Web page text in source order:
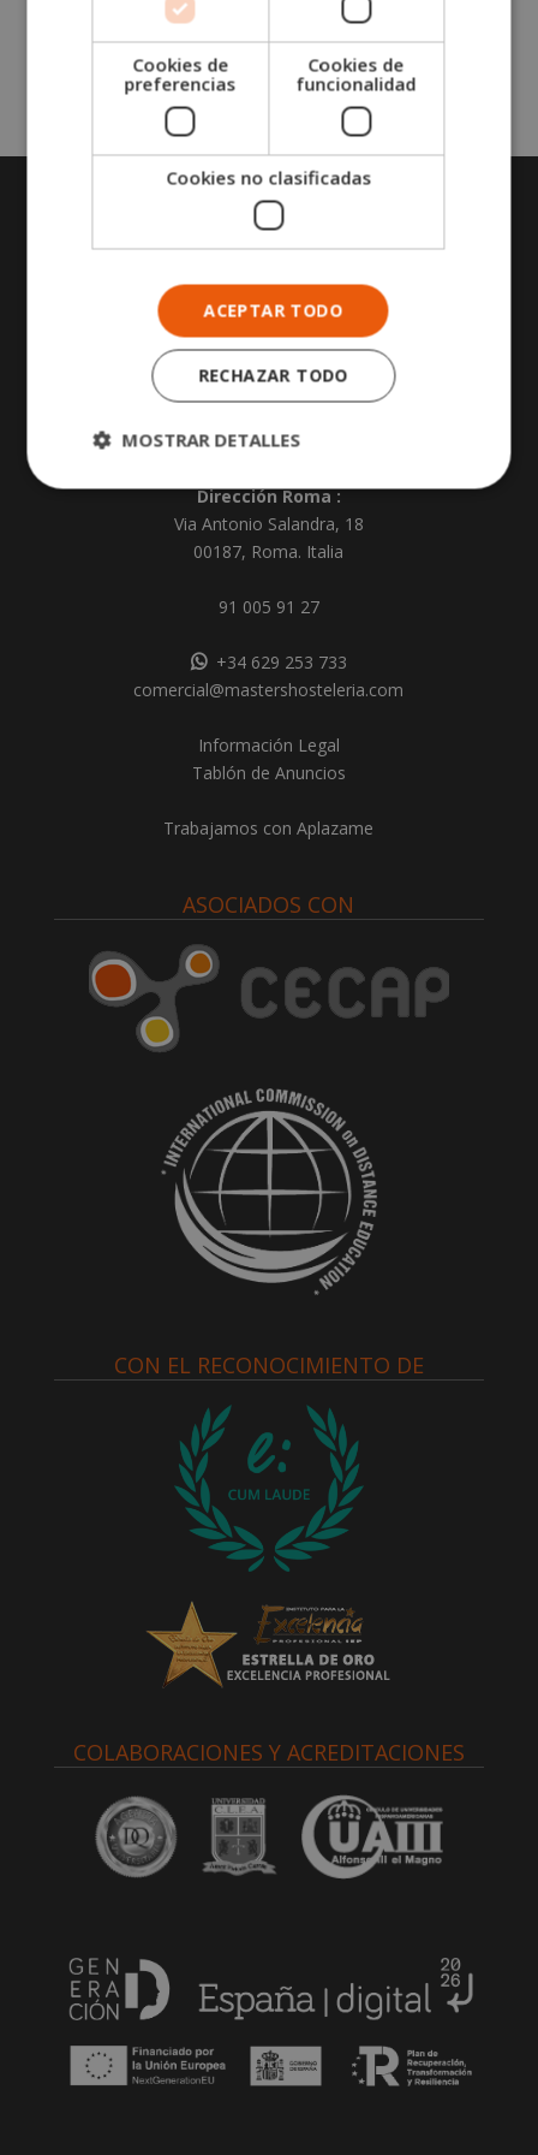
CONTACTA CON NOSOTROS
Calle Comtessa Elvira 13, Altillo
Dirección Madrid :
28003,Madrid.
Dirección Roma :
Via Antonio Salandra, 18
00187, Roma. Italia
91 005 91 27
+34 629 253 733
comercial@mastershosteleria.com
Información Legal
Tablón de Anuncios
Trabajamos con Aplazame
ASOCIADOS CON
CON EL RECONOCIMIENTO DE
COLABORACIONES Y ACREDITACIONES
Cookies de
preferencias
Cookies de
funcionalidad
Cookies no clasificadas
ACEPTAR TODO
RECHAZAR TODO
MOSTRAR DETALLES